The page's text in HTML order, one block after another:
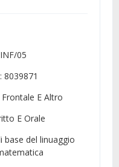
05
: 8039871
Frontale E Altro
E Orale
base del linuaggio